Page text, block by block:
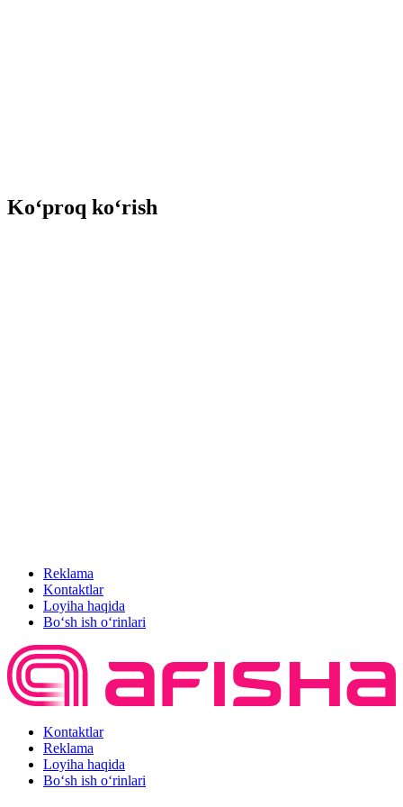
Ko‘proq ko‘rish
Reklama
Kontaktlar
Loyiha haqida
Bo‘sh ish o‘rinlari
Kontaktlar
Reklama
Loyiha haqida
Bo‘sh ish o‘rinlari